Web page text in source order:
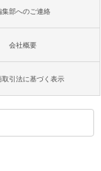
集部へのご連絡
会社概要
取引法に基づく表示